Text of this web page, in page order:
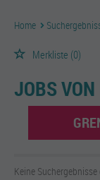
Home
Merkliste (0)
JOBS
Keine